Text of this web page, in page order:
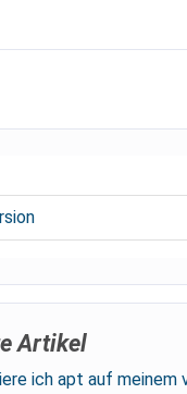
Artikel
ich apt auf meinem